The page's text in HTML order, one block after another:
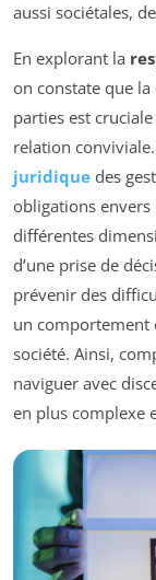
aussi sociétales,
En explorant la
on constate que
parties est
relation
juridique des
obligations envers
différentes
d’une prise de
prévenir des
un comportement
société. Ainsi,
naviguer avec
en plus complexe